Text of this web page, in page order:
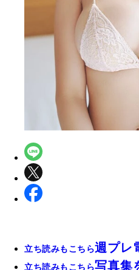
立ち読みもこちら週プレ
立ち読みもこちら写真集